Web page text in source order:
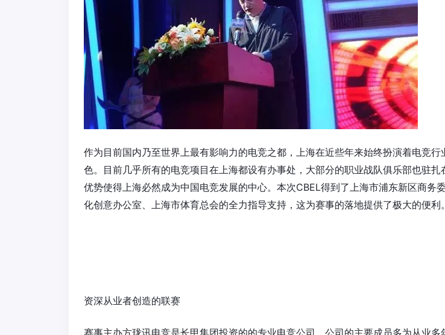
作为目前国内乃至世界上最有影响力的电竞之都，上海在近些年来始终扮演着电竞行
色。目前几乎所有的电竞项目在上海都设有办事处，大部分的职业战队俱乐部也驻扎
优势使得上海必然成为中国电竞发展的中心。本次CBEL得到了上海市浦东新区商务
化创意办公室、上海市体育总会的全力指导支持，这为赛事的落地提供了极大的便利。
资深从业者创造的联赛